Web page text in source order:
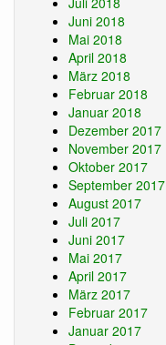
Juni 2018
Mai 2018
April 2018
März 2018
Februar 2018
Januar 2018
Dezember 2017
November 2017
Oktober 2017
September 2017
August 2017
Juli 2017
Juni 2017
Mai 2017
April 2017
März 2017
Februar 2017
Januar 2017